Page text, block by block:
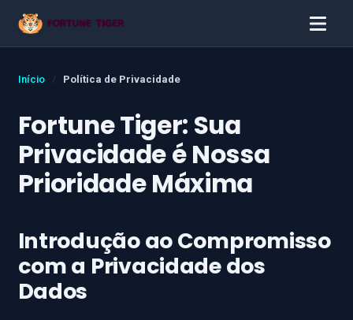
Início Política de Privacidade
Fortune Tiger: Sua
Privacidade é Nossa
Prioridade Máxima
Introdução ao Compromisso
com a Privacidade dos
Dados